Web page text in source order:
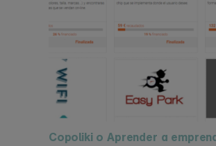
Copoliki o Aprender a